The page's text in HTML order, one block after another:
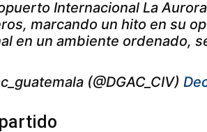
Internacional La
marcando un hito en su
en un ambiente ordenado,
(@DGAC_CIV)